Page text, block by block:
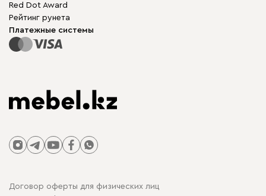
Карта сайта
Модульная мебель
Столы и стулья
Red Dot Award
Рейтинг рунета
Платежные системы
Договор оферты для физических лиц